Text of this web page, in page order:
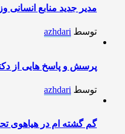
مدیر جدید منابع انسانی
توسط azhdari
پرسش و پاسخ هایی از
توسط azhdari
گم گشته ام در هیاهوی